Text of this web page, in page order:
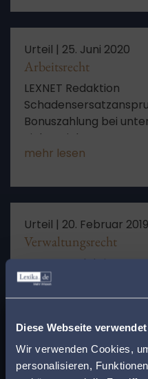
Diese Webseite
Wir verwenden Cookies,
personalisieren,
Urteil | 25. Juni 2020
Arbeitsrecht
LEXNET Redaktion
Bonuszahlung bei
Zielvereinbarung
mehr lesen
Urteil | 20. Februar 2019
Verwaltungsrecht
LEXNET Redaktion
Ablehnung der
Humanmedizin wegen
mehr lesen
Finden Sie
passenden